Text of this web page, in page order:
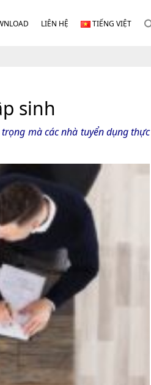
LIÊN HỆ TIẾNG VIỆT
sinh
mà các nhà tuyển dụng thực